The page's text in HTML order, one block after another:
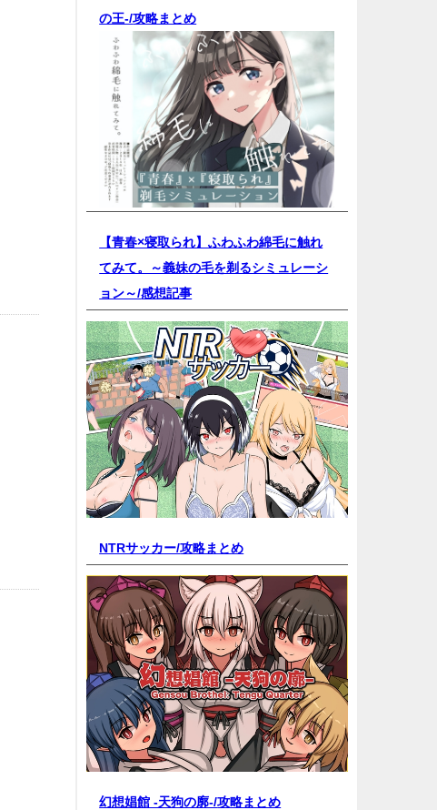
の王-/攻略まとめ
【青春×寝取られ】ふわふわ綿毛に触れ
てみて。～義妹の毛を剃るシミュレーシ
ョン～/感想記事
NTRサッカー/攻略まとめ
幻想娼館 -天狗の廓-/攻略まとめ